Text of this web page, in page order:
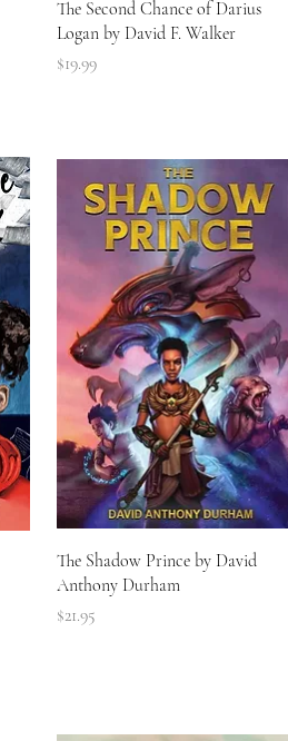
त्वरित दृश्य
The Second Chance of Darius
Logan by David F. Walker
मूल्य
$19.99
त्वरित दृश्य
The Shadow Prince by David
Anthony Durham
मूल्य
$21.95